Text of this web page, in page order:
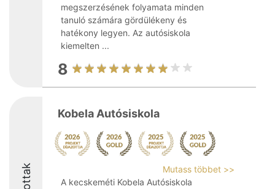
megszerzésének folyamata minden
tanuló számára gördülékeny és
hatékony legyen. Az autósiskola
kiemelten ...
8
Kobela Autósiskola
Mutass többet >>
A kecskeméti Kobela Autósiskola